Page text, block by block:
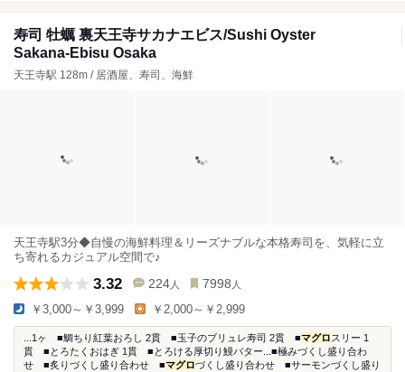
寿司 牡蠣 裏天王寺サカナエビス/Sushi Oyster
Sakana-Ebisu Osaka
天王寺駅 128m / 居酒屋、寿司、海鮮
天王寺駅3分◆自慢の海鮮料理＆リーズナブルな本格寿司を、気軽に立
ち寄れるカジュアル空間で♪
3.32 224 人 7998 人
￥3,000～￥3,999 ￥2,000～￥2,999
...1ヶ ■鯛ちり紅葉おろし 2貫 ■玉子のブリュレ寿司 2貫 ■マグロスリー 1
貫 ■とろたくおはぎ 1貫 ■とろける厚切り鰻バター...■極みづくし盛り合わ
せ ■炙りづくし盛り合わせ ■マグロづくし盛り合わせ ■サーモンづくし盛り